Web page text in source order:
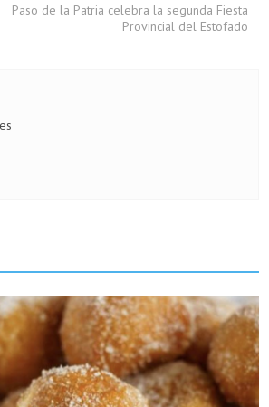
Paso de la Patria celebra la segunda Fiesta
Provincial del Estofado